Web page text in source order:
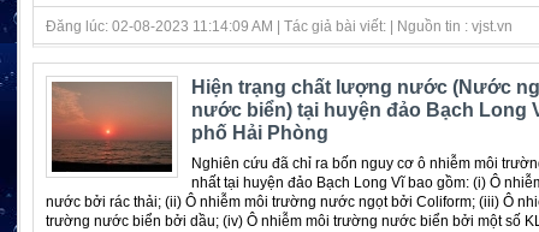
Đăng lúc: 02-08-2023 11:14:09 AM | Tác giả bài viết: | Nguồn tin : vjst.vn
Hiện trạng chất lượng nước (Nước
nước biển) tại huyện đảo Bạch Long
phố Hải Phòng
Nghiên cứu đã chỉ ra bốn nguy cơ ô nhiễm môi
nhất tại huyện đảo Bạch Long Vĩ bao gồm: (i) Ô
nước bởi rác thải; (ii) Ô nhiễm môi trường nước ngọt bởi Coliform; (iii) Ô
trường nước biển bởi dầu; (iv) Ô nhiễm môi trường nước biển bởi một số